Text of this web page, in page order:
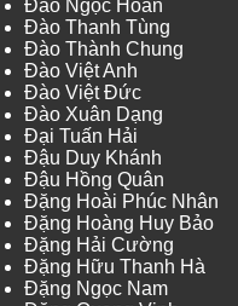
Đào Ngọc Hoàn
Đào Thanh Tùng
Đào Thành Chung
Đào Việt Anh
Đào Việt Đức
Đào Xuân Dạng
Đại Tuấn Hải
Đậu Duy Khánh
Đậu Hồng Quân
Đặng Hoài Phúc Nhân
Đặng Hoàng Huy Bảo
Đặng Hải Cường
Đặng Hữu Thanh Hà
Đặng Ngọc Nam